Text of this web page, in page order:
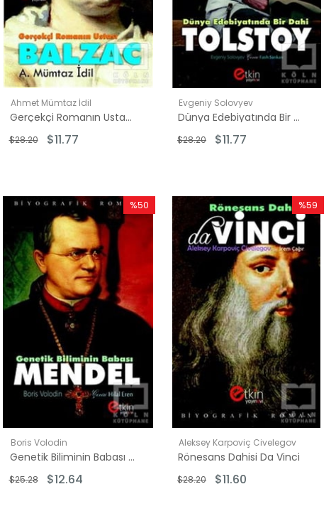
Ahmet Mümtaz İdil
Gerçekçi Romanın Ustası Balzac
$11.77
$28.20
Evgeniy Solovyev
Dünya Edebiyatında Bir Dahi Tolstoy
$11.77
$28.20
Boris Volodin
Genetik Biliminin Babası Mendel
$12.64
$25.28
%50
İndirim
%50İndirim
Aleksey Karpoviç Civelegov
Rönesans Dahisi Da Vinci
$11.60
$28.20
%59
İndirim
%59İndirim